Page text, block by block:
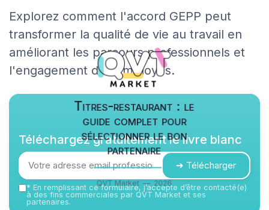
Explorez comment l'accord GEPP peut
transformer la qualité de vie au travail en
améliorant les parcours professionnels et
l'engagement des employés.
Titres-restaurant : le
guide complet pour
sélectionner le bon
partenaire
QVT Market — 2026
Téléchargez gratuitement le livre blanc
➔ Télécharger
* En remplissant ce formulaire, j’accepte d’être contacté(e)
à des fins commerciales par QVT Market et ses
partenaires.